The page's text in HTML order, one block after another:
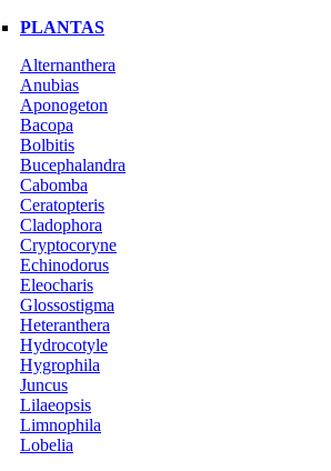
PLANTAS
Alternanthera
Anubias
Aponogeton
Bacopa
Bolbitis
Bucephalandra
Cabomba
Ceratopteris
Cladophora
Cryptocoryne
Echinodorus
Eleocharis
Glossostigma
Heteranthera
Hydrocotyle
Hygrophila
Juncus
Lilaeopsis
Limnophila
Lobelia